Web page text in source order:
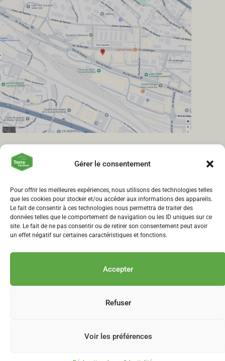
Gérer le consentement
Pour offrir les meilleures expériences, nous utilisons des technologies telles
que les cookies pour stocker et/ou accéder aux informations des appareils.
Le fait de consentir à ces technologies nous permettra de traiter des
données telles que le comportement de navigation ou les ID uniques sur ce
site. Le fait de ne pas consentir ou de retirer son consentement peut avoir
un effet négatif sur certaines caractéristiques et fonctions.
Accepter
Refuser
Voir les préférences
Recevoir la newsletter de Terre Vaudoise!
© 2026